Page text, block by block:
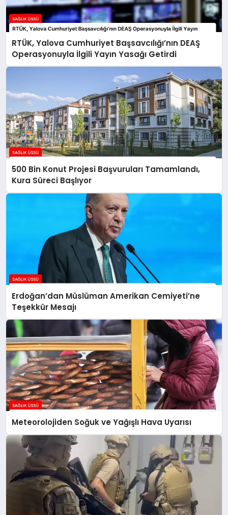
RTÜK, Yalova Cumhuriyet Başsavcılığı’nın DEAŞ
Operasyonuyla İlgili Yayın Yasağı Getirdi
500 Bin Konut Projesi Başvuruları Tamamlandı,
Kura Süreci Başlıyor
Erdoğan’dan Müslüman Amerikan Cemiyeti’ne
Teşekkür Mesajı
Meteorolojiden Soğuk ve Yağışlı Hava Uyarısı